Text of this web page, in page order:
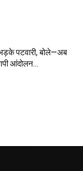
पटवारी, बोले—अब
आंदोलन…